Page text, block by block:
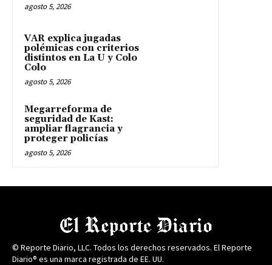
agosto 5, 2026
VAR explica jugadas
polémicas con criterios
distintos en La U y Colo
Colo
agosto 5, 2026
Megarreforma de
seguridad de Kast:
ampliar flagrancia y
proteger policías
agosto 5, 2026
© Reporte Diario, LLC. Todos los derechos reservados. El Reporte
Diario® es una marca registrada de EE. UU.